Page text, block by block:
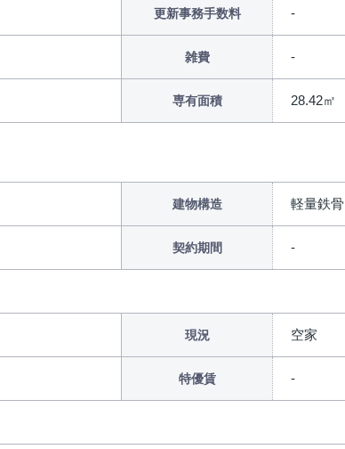
更新事務手数料
雑費
専有面積 28.42㎡
建物構造 軽量鉄骨
契約期間
現況 空家
特優賃